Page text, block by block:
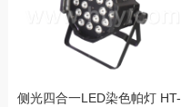
侧光四合一LED染色帕灯 HT-